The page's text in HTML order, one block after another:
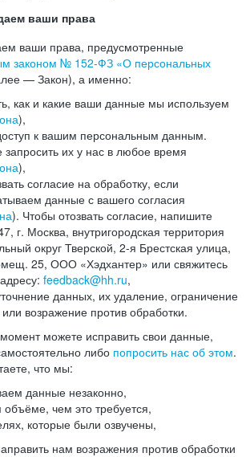
ваши права
ваши права, предусмотренные
законом № 152-ФЗ «О персональных
— Закон), а именно:
как и какие ваши данные мы используем
),
к вашим персональным данным.
их у нас в любое время
),
согласие на обработку, если
данные с вашего согласия
). Чтобы отозвать согласие, напишите
г. Москва, внутригородская территория
округ Тверской, 2-я Брестская улица,
25, ООО «Хэдхантер» или свяжитесь
feedback@hh.ru,
данных, их удаление, ограничение
возражение против обработки.
можете исправить свои данные,
либо попросить нас об этом.
что мы:
данные незаконно,
чем это требуется,
которые были озвучены,
нам возражения против обработки